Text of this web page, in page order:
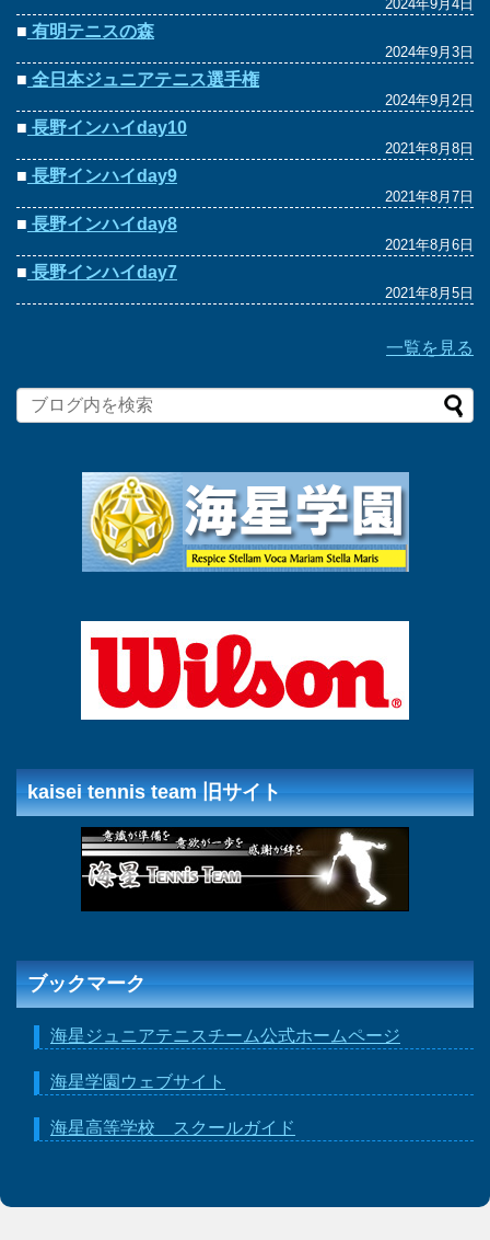
2024年9月4日
■ 有明テニスの森
2024年9月3日
■ 全日本ジュニアテニス選手権
2024年9月2日
■ 長野インハイday10
2021年8月8日
■ 長野インハイday9
2021年8月7日
■ 長野インハイday8
2021年8月6日
■ 長野インハイday7
2021年8月5日
一覧を見る
kaisei tennis team 旧サイト
ブックマーク
海星ジュニアテニスチーム公式ホームページ
海星学園ウェブサイト
海星高等学校 スクールガイド